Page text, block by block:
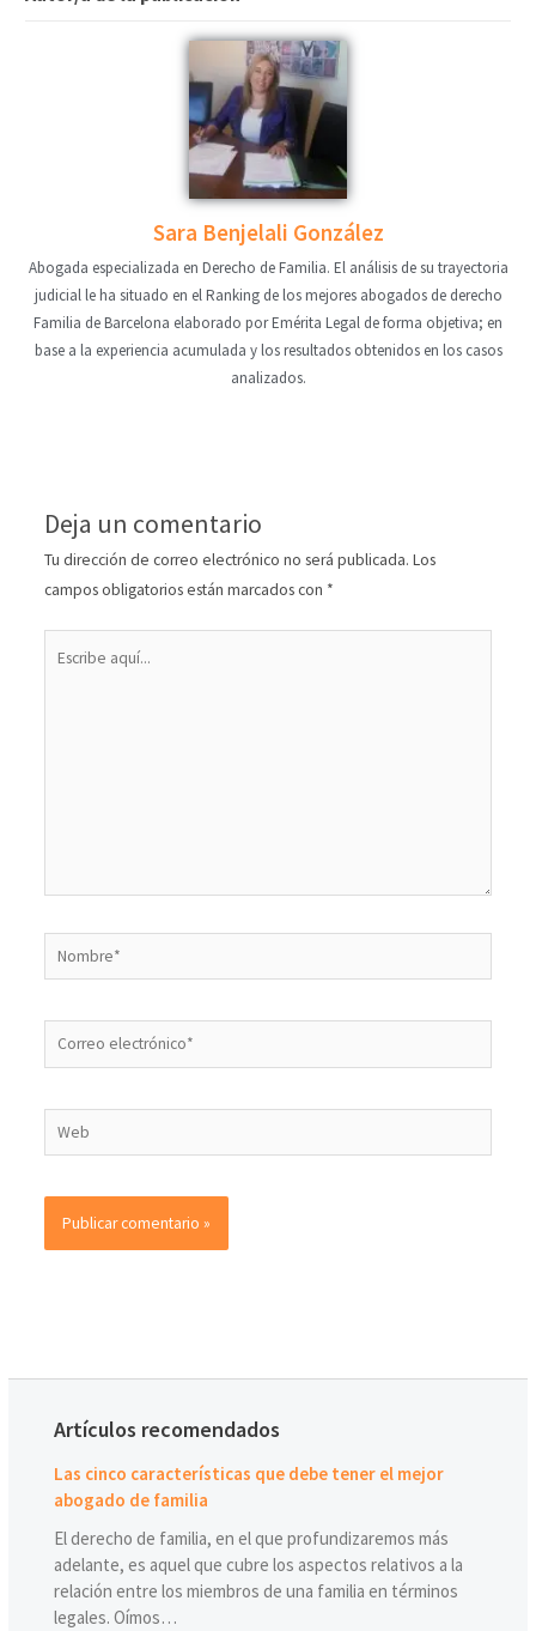
Sara Benjelali González
Abogada especializada en Derecho de Familia. El análisis de su trayectoria
judicial le ha situado en el Ranking de los mejores abogados de derecho
Familia de Barcelona elaborado por Emérita Legal de forma objetiva; en
base a la experiencia acumulada y los resultados obtenidos en los casos
analizados.
Deja un comentario
Tu dirección de correo electrónico no será publicada. Los
campos obligatorios están marcados con *
Artículos recomendados
Las cinco características que debe tener el mejor
abogado de familia
El derecho de familia, en el que profundizaremos más
adelante, es aquel que cubre los aspectos relativos a la
relación entre los miembros de una familia en términos
legales. Oímos…